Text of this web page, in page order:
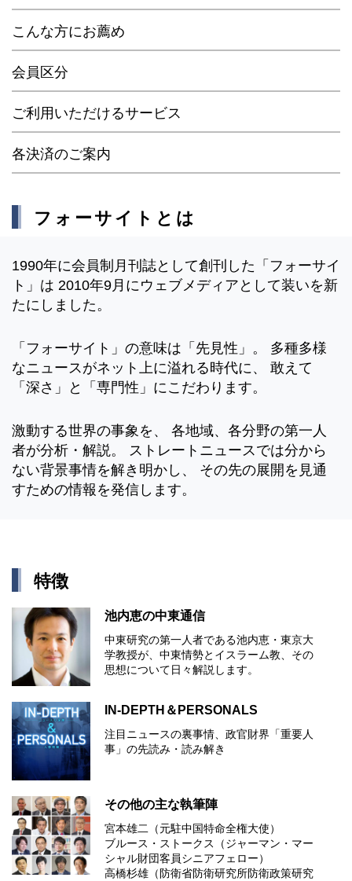
こんな方にお薦め
会員区分
ご利用いただけるサービス
各決済のご案内
フォーサイトとは
1990年に会員制月刊誌として創刊した「フォーサイ
ト」は 2010年9月にウェブメディアとして装いを新
たにしました。
「フォーサイト」の意味は「先見性」。 多種多様
なニュースがネット上に溢れる時代に、 敢えて
「深さ」と「専門性」にこだわります。
激動する世界の事象を、 各地域、各分野の第一人
者が分析・解説。 ストレートニュースでは分から
ない背景事情を解き明かし、 その先の展開を見通
すための情報を発信します。
特徴
池内恵の中東通信
中東研究の第⼀⼈者である池内恵・東京⼤
学教授が、中東情勢とイスラーム教、その
思想について⽇々解説します。
IN-DEPTH＆PERSONALS
注目ニュースの裏事情、政官財界「重要人
事」の先読み・読み解き
その他の主な執筆陣
宮本雄二（元駐中国特命全権大使）
ブルース・ストークス（ジャーマン・マー
シャル財団客員シニアフェロー）
高橋杉雄（防衛省防衛研究所防衛政策研究